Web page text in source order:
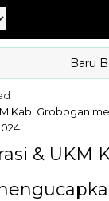
Baru
Kab. Grobogan
& UKM